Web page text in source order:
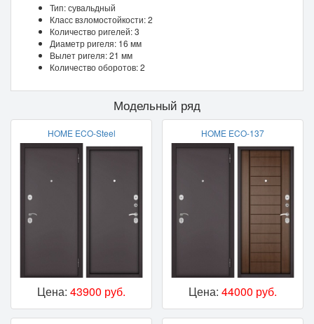
Тип: сувальдный
Класс взломостойкости: 2
Количество ригелей: 3
Диаметр ригеля: 16 мм
Вылет ригеля: 21 мм
Количество оборотов: 2
Модельный ряд
HOME ECO-Steel
Цена: 43900 руб.
HOME ECO-137
Цена: 44000 руб.